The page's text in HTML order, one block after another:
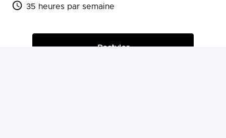
35 heures par semaine
Postuler